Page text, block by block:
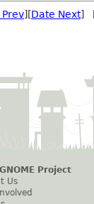
][Date Next]
Project
Us